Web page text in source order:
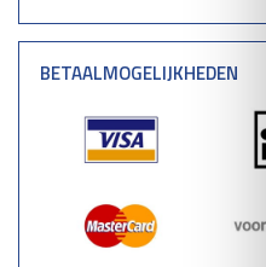
BETAALMOGELIJKHEDEN